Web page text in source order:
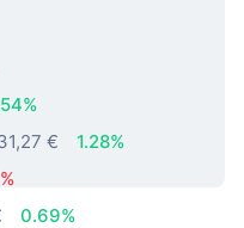
€
1.28%
0.69%